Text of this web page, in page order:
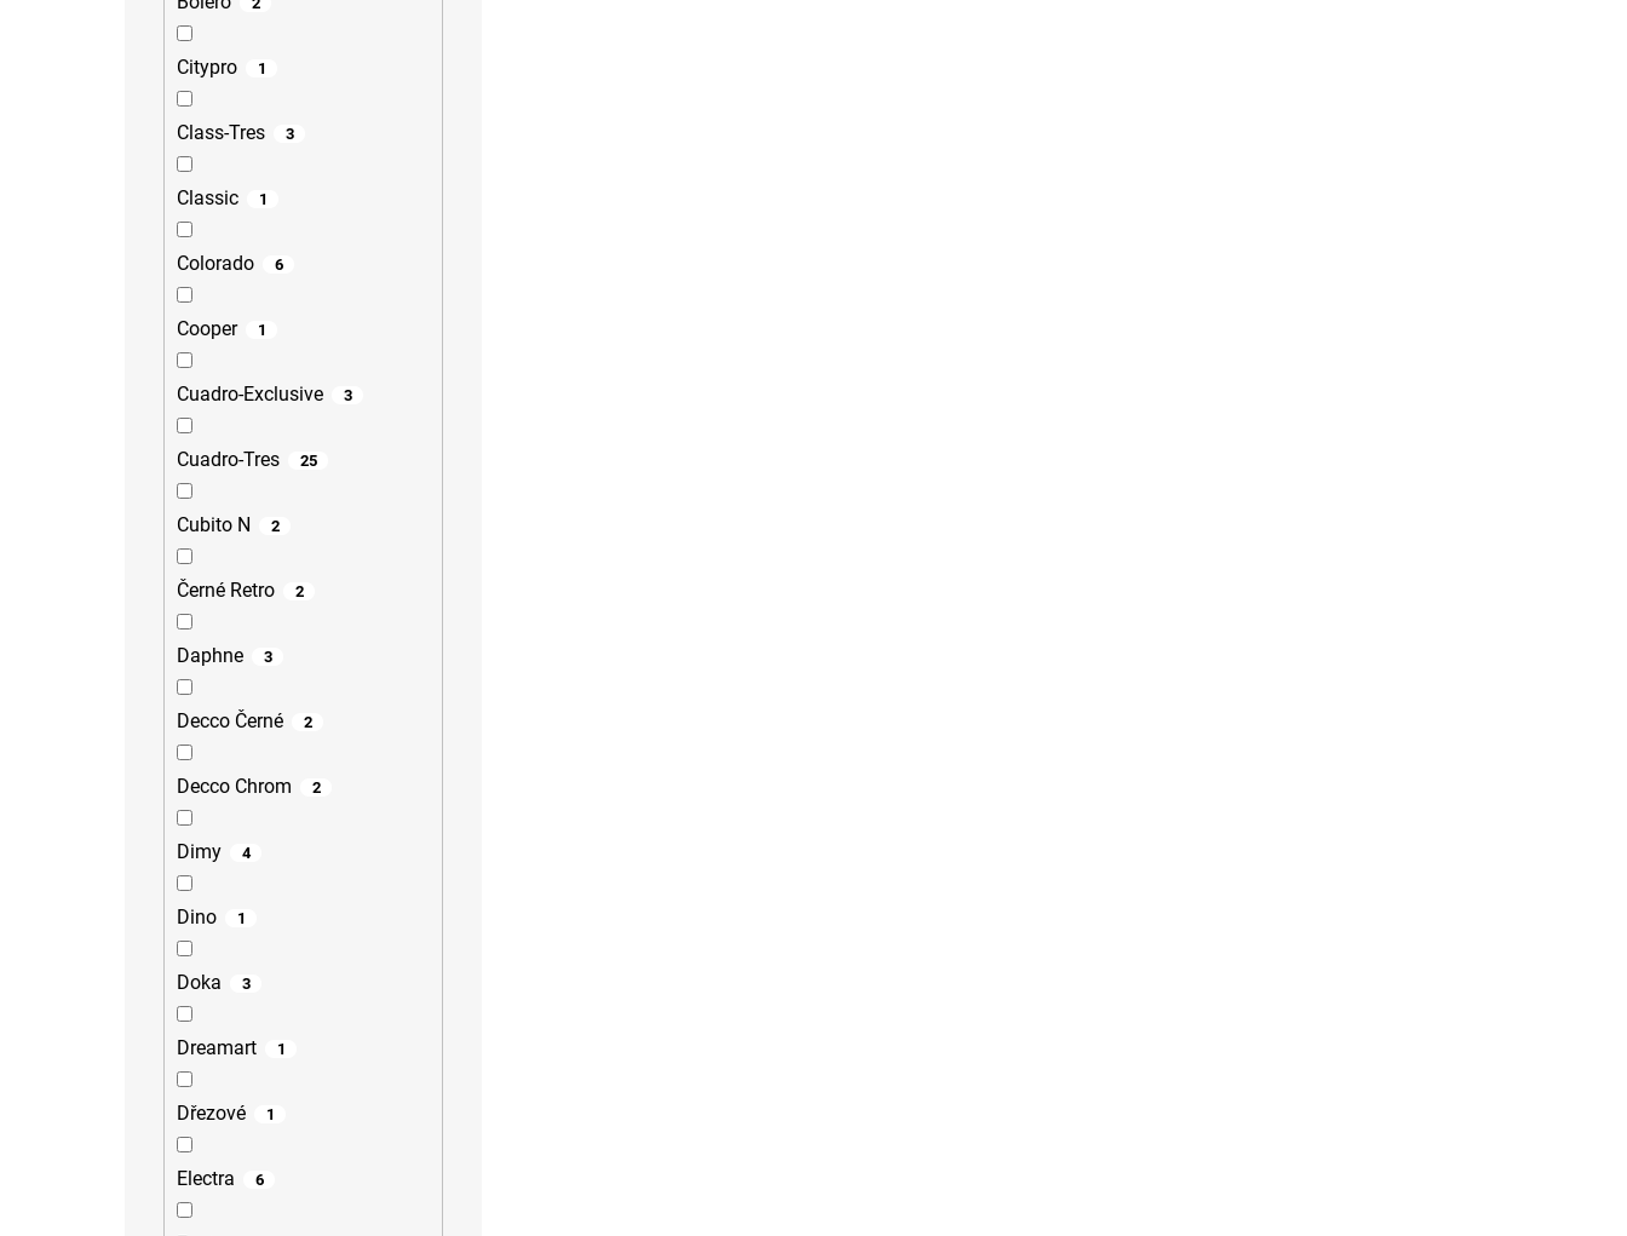
Citypro 1
Class-Tres 3
Classic 1
Colorado 6
Cooper 1
Cuadro-Exclusive 3
Cuadro-Tres 25
Cubito N 2
Černé Retro 2
Daphne 3
Decco Černé 2
Decco Chrom 2
Dimy 4
Dino 1
Doka 3
Dreamart 1
Dřezové 1
Electra 6